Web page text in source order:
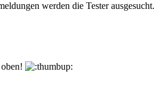
werden die Tester